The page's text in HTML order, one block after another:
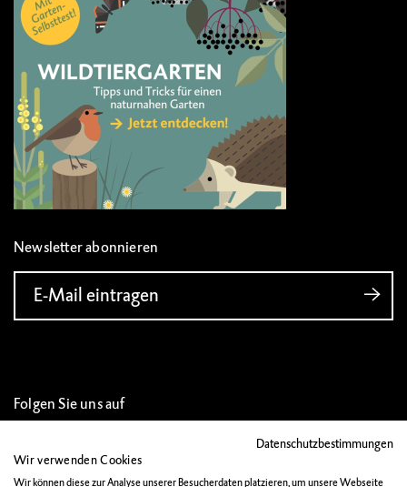
Newsletter abonnieren
E-Mail eintragen
Folgen Sie uns auf
Datenschutzbestimmungen
Wir verwenden Cookies
Wir können diese zur Analyse unserer Besucherdaten platzieren, um unsere Webseite